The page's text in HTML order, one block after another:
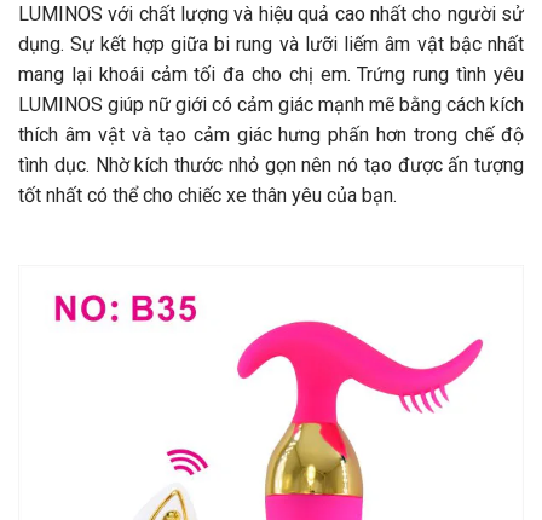
LUMINOS với chất lượng và hiệu quả cao nhất cho người sử
dụng. Sự kết hợp giữa bi rung và lưỡi liếm âm vật bậc nhất
mang lại khoái cảm tối đa cho chị em. Trứng rung tình yêu
LUMINOS giúp nữ giới có cảm giác mạnh mẽ bằng cách kích
thích âm vật và tạo cảm giác hưng phấn hơn trong chế độ
tình dục. Nhờ kích thước nhỏ gọn nên nó tạo được ấn tượng
tốt nhất có thể cho chiếc xe thân yêu của bạn.